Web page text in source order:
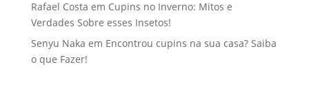
Rafael Costa em Cupins no Inverno: Mitos e
Verdades Sobre esses Insetos!
Senyu Naka em Encontrou cupins na sua casa? Saiba
o que Fazer!